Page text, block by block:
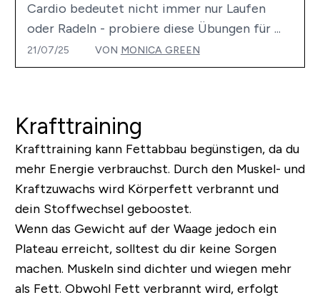
Cardio bedeutet nicht immer nur Laufen
oder Radeln - probiere diese Übungen für ...
21/07/25 VON MONICA GREEN
Krafttraining
Krafttraining kann Fettabbau begünstigen, da du
mehr Energie verbrauchst. Durch den Muskel- und
Kraftzuwachs wird Körperfett verbrannt und
dein Stoffwechsel geboostet.
Wenn das Gewicht auf der Waage jedoch ein
Plateau erreicht, solltest du dir keine Sorgen
machen. Muskeln sind dichter und wiegen mehr
als Fett. Obwohl Fett verbrannt wird, erfolgt